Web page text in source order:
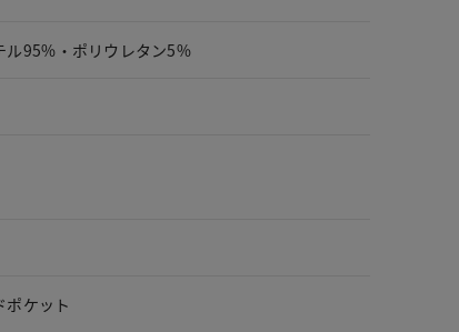
ル95%・ポリウレタン5%
ポケット